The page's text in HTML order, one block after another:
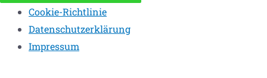
Cookie-Richtlinie
Datenschutzerklärung
Impressum